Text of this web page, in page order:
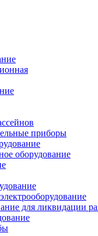
приборы
оборудование
для ликвидации